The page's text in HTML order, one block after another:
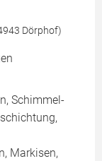
Dörphof)
Schimmel-
Markisen,